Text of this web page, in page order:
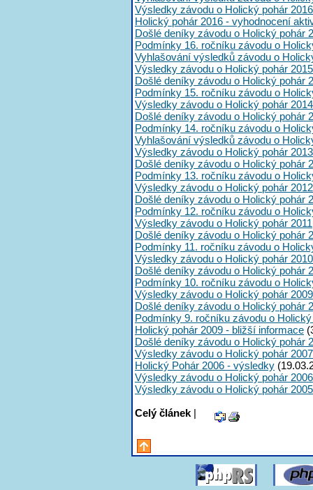
Výsledky závodu o Holický pohár 2016
Holický pohár 2016 - vyhodnocení
Došlé deníky závodu o Holický pohár
Podmínky 16. ročníku závodu o
Vyhlašování výsledků závodu o
Výsledky závodu o Holický pohár 2015
Došlé deníky závodu o Holický pohár
Podmínky 15. ročníku závodu o
Výsledky závodu o Holický pohár 2014
Došlé deníky závodu o Holický pohár
Podmínky 14. ročníku závodu o
Vyhlašování výsledků závodu o
Výsledky závodu o Holický pohár 2013
Došlé deníky závodu o Holický pohár
Podmínky 13. ročníku závodu o
Výsledky závodu o Holický pohár 2012
Došlé deníky závodu o Holický pohár
Podmínky 12. ročníku závodu o
Výsledky závodu o Holický pohár 2011
Došlé deníky závodu o Holický pohár
Podmínky 11. ročníku závodu o
Výsledky závodu o Holický pohár 2010
Došlé deníky závodu o Holický pohár
Podmínky 10. ročníku závodu o
Výsledky závodu o Holický pohár 2009
Došlé deníky závodu o Holický pohár
Podmínky 9. ročníku závodu o
Holický pohár 2009 - bližší informace
Došlé deníky závodu o Holický pohár
Výsledky závodu o Holický pohár 2007
Holický Pohár 2006 - výsledky
Výsledky závodu o Holický pohár 2006
Výsledky závodu o Holický pohár 2005
Celý článek |